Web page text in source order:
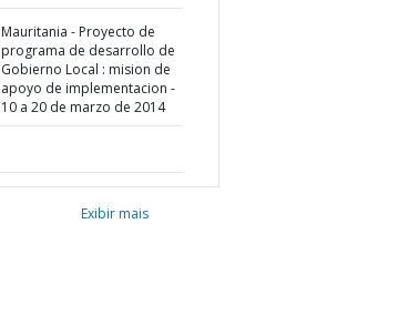
Mauritania - Proyecto de
programa de desarrollo de
Gobierno Local : mision de
apoyo de implementacion -
10 a 20 de marzo de 2014
Exibir mais